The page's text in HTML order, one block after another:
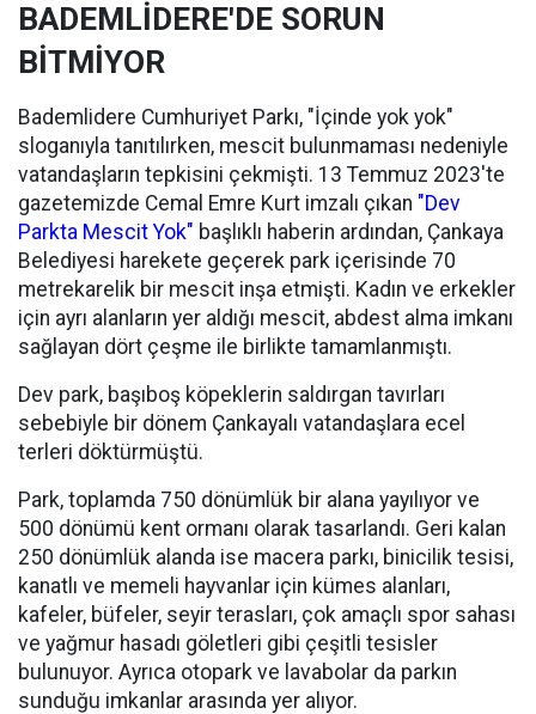
BADEMLİDERE'DE SORUN
BİTMİYOR
Bademlidere Cumhuriyet Parkı, "İçinde yok yok"
sloganıyla tanıtılırken, mescit bulunmaması nedeniyle
vatandaşların tepkisini çekmişti. 13 Temmuz 2023'te
gazetemizde Cemal Emre Kurt imzalı çıkan "Dev
Parkta Mescit Yok" başlıklı haberin ardından, Çankaya
Belediyesi harekete geçerek park içerisinde 70
metrekarelik bir mescit inşa etmişti. Kadın ve erkekler
için ayrı alanların yer aldığı mescit, abdest alma imkanı
sağlayan dört çeşme ile birlikte tamamlanmıştı.
Dev park, başıboş köpeklerin saldırgan tavırları
sebebiyle bir dönem Çankayalı vatandaşlara ecel
terleri döktürmüştü.
Park, toplamda 750 dönümlük bir alana yayılıyor ve
500 dönümü kent ormanı olarak tasarlandı. Geri kalan
250 dönümlük alanda ise macera parkı, binicilik tesisi,
kanatlı ve memeli hayvanlar için kümes alanları,
kafeler, büfeler, seyir terasları, çok amaçlı spor sahası
ve yağmur hasadı göletleri gibi çeşitli tesisler
bulunuyor. Ayrıca otopark ve lavabolar da parkın
sunduğu imkanlar arasında yer alıyor.